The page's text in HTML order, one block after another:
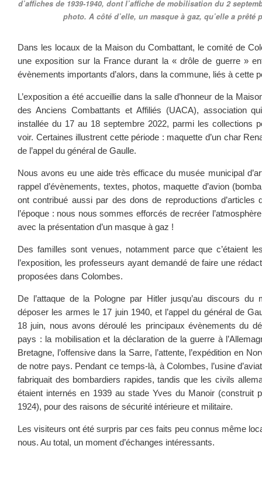
d’affiches de 1939-1940, dont l’affiche de mobilisation du 2
photo. A côté d’elle, un masque à gaz, qu’elle a prêté
Dans les locaux de la Maison du Combattant, le comité de
une exposition sur la France durant la « drôle de guerre »
évènements importants d’alors, dans la commune, liés à cette
L’exposition a été accueillie dans la salle d’honneur de la
des Anciens Combattants et Affiliés (UACA), association
installée du 17 au 18 septembre 2022, parmi les collections
voir. Certaines illustrent cette période : maquette d’un char
de l’appel du général de Gaulle.
Nous avons eu une aide très efficace du musée municipal
rappel d’évènements, textes, photos, maquette d’avion
ont contribué aussi par des dons de reproductions d’articles
l’époque : nous nous sommes efforcés de recréer
avec la présentation d’un masque à gaz !
Des familles sont venues, notamment parce que c’étaient
l’exposition, les professeurs ayant demandé de faire une
proposées dans Colombes.
De l’attaque de la Pologne par Hitler jusqu’au discours du
déposer les armes le 17 juin 1940, et l’appel du général de
18 juin, nous avons déroulé les principaux évènements du
pays : la mobilisation et la déclaration de la guerre à
Bretagne, l’offensive dans la Sarre, l’attente, l’expédition en
de notre pays. Pendant ce temps-là, à Colombes, l’usine
fabriquait des bombardiers rapides, tandis que les civils
étaient internés en 1939 au stade Yves du Manoir (construit
1924), pour des raisons de sécurité intérieure et militaire.
Les visiteurs ont été surpris par ces faits peu connus même
nous. Au total, un moment d’échanges intéressants.